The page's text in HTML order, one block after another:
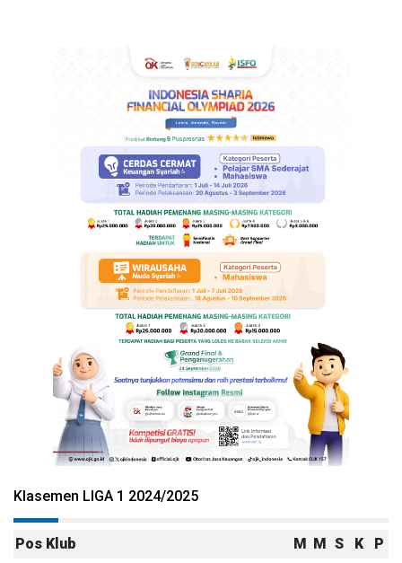
Klasemen LIGA 1 2024/2025
Pos Klub M M S K
P